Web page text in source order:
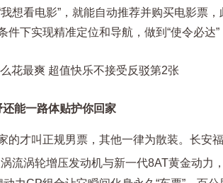
想看电影”，就能自动推荐并购买电影票
下实现精准定位和导航，做到“使令必达”
能一路体贴护你回家
的才叫正规男票，其他一律为散装。长安
流涡轮增压发动机与新一代8AT黄金动力